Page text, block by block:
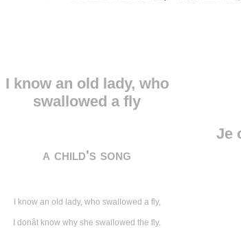
I know an old lady, who
swallowed a fly
a child's song
I know an old lady, who swallowed a fly,
I donât know why she swallowed the fly.
Je